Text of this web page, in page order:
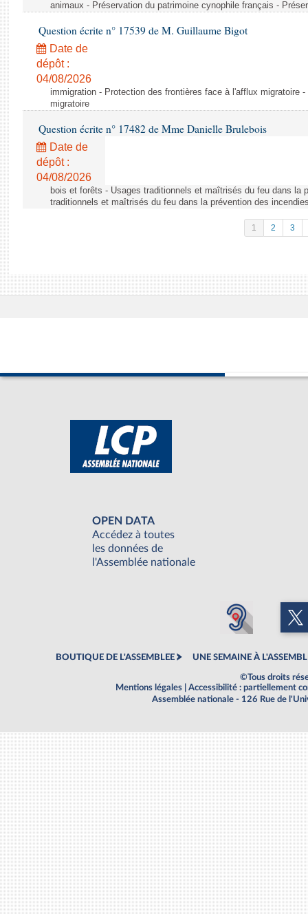
animaux - Préservation du patrimoine cynophile français -
Question écrite n° 17539 de M. Guillaume Bigot
Date de
dépôt :
04/08/2026
immigration - Protection des frontières face à l'afflux migratoire
migratoire
Question écrite n° 17482 de Mme Danielle Brulebois
Date de
dépôt :
04/08/2026
bois et forêts - Usages traditionnels et maîtrisés du feu dans la
traditionnels et maîtrisés du feu dans la prévention des
1 2 3
OPEN DATA
Accédez à toutes
les données de
l'Assemblée nationale
BOUTIQUE DE L'ASSEMBLEE UNE SEMAINE À
©Tous droits
Mentions légales
Accessibilité : partiellement
Assemblée nationale - 126 Rue de